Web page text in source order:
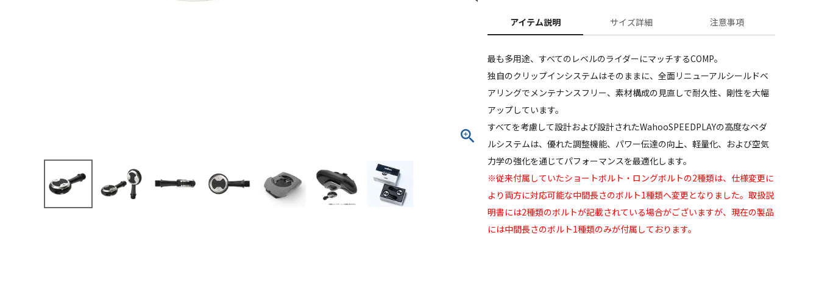
アイテム説明 サイズ詳細 注意事項
最も多用途、すべてのレベルのライダーにマッチするCOMP。
独自のクリップインシステムはそのままに、全面リニューアルシールドベ
アリングでメンテナンスフリー、素材構成の見直しで耐久性、剛性を大幅
アップしています。
すべてを考慮して設計および設計されたWahooSPEEDPLAYの高度なペダ
ルシステムは、優れた調整機能、パワー伝達の向上、軽量化、および空気
力学の強化を通じてパフォーマンスを最適化します。
※従来付属していたショートボルト・ロングボルトの2種類は、仕様変更に
より両方に対応可能な中間長さのボルト1種類へ変更となりました。取扱説
明書には2種類のボルトが記載されている場合がございますが、現在の製品
には中間長さのボルト1種類のみが付属しております。